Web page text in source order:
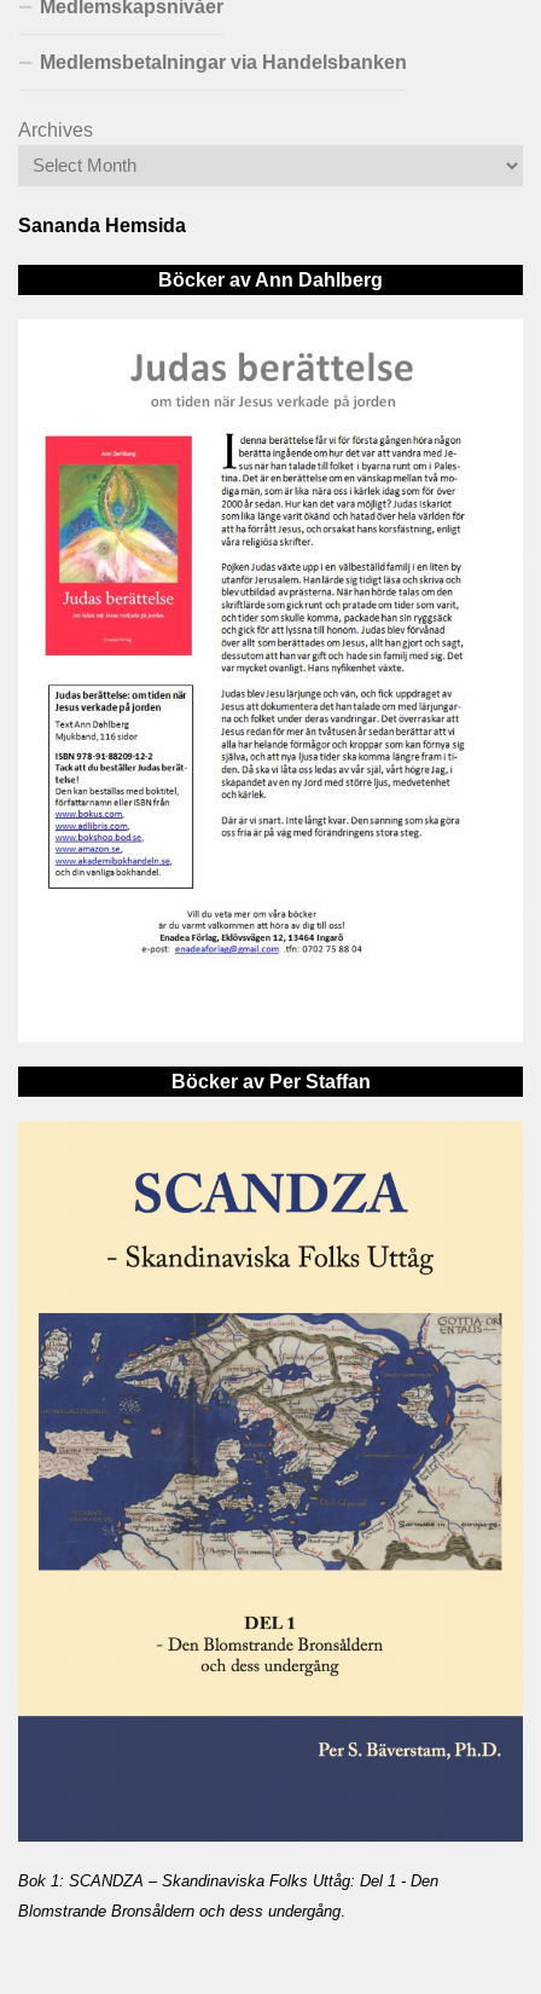
Medlemskapsnivåer
Medlemsbetalningar via Handelsbanken
Archives
Sananda Hemsida
Böcker av Ann Dahlberg
Böcker av Per Staffan
Bok 1: SCANDZA – Skandinaviska Folks Uttåg: Del 1 - Den
Blomstrande Bronsåldern och dess undergång.